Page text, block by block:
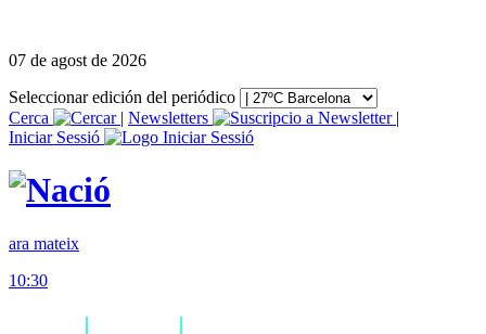
07 de agost de 2026
Seleccionar edición del periódico
Cerca
| Newsletters
|
Iniciar Sessió
ara mateix
10:30